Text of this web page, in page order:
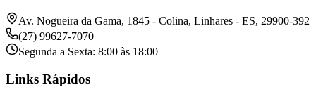
Av. Nogueira da Gama, 1845 - Colina, Linhares - ES, 29900-392
(27) 99627-7070
Segunda a Sexta: 8:00 às 18:00
Links Rápidos